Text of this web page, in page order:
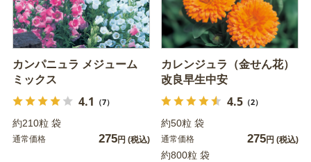
カンパニュラ メジューム
ミックス
4.1 （7）
約210粒 袋
通常価格 275円 (税込)
カレンジュラ（金せん花）
改良早生中安
4.5（2）
約50粒 袋
通常価格 275円 (税込)
約800粒 袋